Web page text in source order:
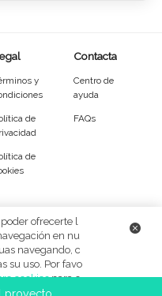
y
de
de
Contacta
Centro de
ayuda
FAQs
Facebook
ofrecerte l
en nu
navegando, c
su uso. Por favo
cookiespara o
su utilidad